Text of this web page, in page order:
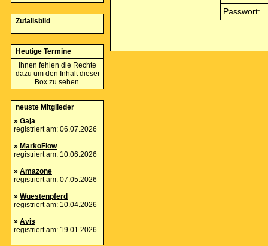
Zufallsbild
Heutige Termine
Ihnen fehlen die Rechte
dazu um den Inhalt dieser
Box zu sehen.
neuste Mitglieder
» Gaja
registriert am: 06.07.2026
» MarkoFlow
registriert am: 10.06.2026
» Amazone
registriert am: 07.05.2026
» Wuestenpferd
registriert am: 10.04.2026
» Avis
registriert am: 19.01.2026
Passwort: